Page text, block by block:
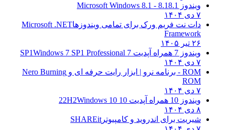
ویندوز 8.1 8.1 - Microsoft Windows 8.1
دات نت فریم ورک برای تمامی ویندوزهاMicrosoft .NET
Framework
ویندوز 7 همراه آپدیت 7 SP1
Windows 7 SP1 Professional
ROM - برنامه نرو | ابزار رایت حرفه ای و
Nero Burning
ویندوز 10 همراه آپدیت 10 22H2
Windows 10
شیریت برای اندروید و کامپیوترSHAREit